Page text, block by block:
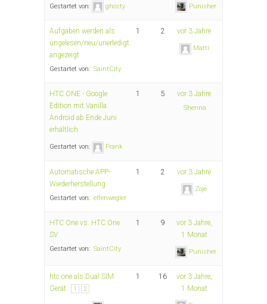
Gestartet von: ghosty Punisher
Aufgaben werden als
ungelesen/neu/unerledigt
angezeigt
Gestartet von: SaintCity
1 2 vor 3 Jahre
Matti
HTC ONE - Google
Edition mit Vanilla
Android ab Ende Juni
erhältlich
Gestartet von: Frank
1 5 vor 3 Jahre
Shenna
Automatische APP-
Wiederherstellung
Gestartet von: elfenwegler
1 2 vor 3 Jahre
Zoje
HTC One vs. HTC One
SV
Gestartet von: SaintCity
1 9
vor 3 Jahre,
1 Monat
Punisher
htc one als Dual SIM
Gerät
1 2
1 16
vor 3 Jahre,
1 Monat